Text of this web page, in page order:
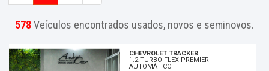
578Veículos encontrados usados, novos e seminovos.
CHEVROLET TRACKER
1.2 TURBO FLEX PREMIER
AUTOMÁTICO